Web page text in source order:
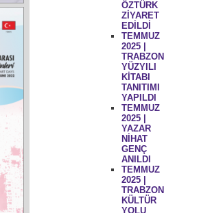
ÖZTÜRK
ZİYARET
EDİLDİ
TEMMUZ
2025 |
TRABZON
YÜZYILI
KİTABI
TANITIMI
YAPILDI
TEMMUZ
2025 |
YAZAR
NİHAT
GENÇ
ANILDI
TEMMUZ
2025 |
TRABZON
KÜLTÜR
YOLU